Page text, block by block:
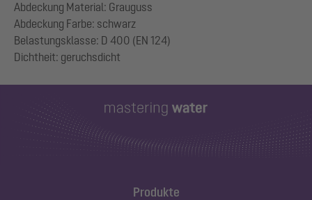
Abdeckung Material: Grauguss
Abdeckung Farbe: schwarz
Belastungsklasse: D 400 (EN 124)
Produkte